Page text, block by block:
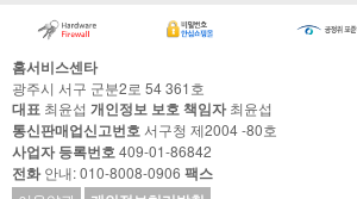
홈서비스센타
광주시 서구 군분2로 54 361호
대표 최윤섭 개인정보 보호 책임자최윤섭
통신판매업신고번호 서구청 제2004 -80호
사업자 등록번호409-01-86842
전화안내: 010-8008-0906 팩스